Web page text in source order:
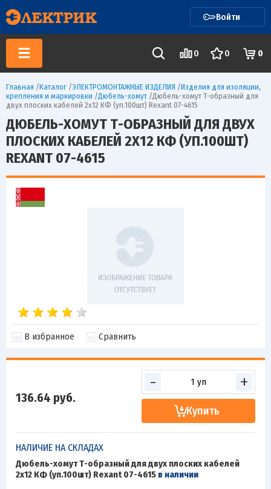
Войти
0 0 0
Главная /Каталог /ЭЛЕКТРОМОНТАЖНЫЕ ИЗДЕЛИЯ /Изделия для изоляции,
крепления и маркировки /Дюбель-хомут /Дюбель-хомут Т-образный для
двух плоских кабелей 2х12 КФ (уп.100шт) Rexant 07-4615
ДЮБЕЛЬ-ХОМУТ Т-ОБРАЗНЫЙ ДЛЯ ДВУХ
ПЛОСКИХ КАБЕЛЕЙ 2Х12 КФ (УП.100ШТ)
REXANT 07-4615
В избранное Сравнить
136.64 руб.
- +
Купить
НАЛИЧИЕ НА СКЛАДАХ
Дюбель-хомут Т-образный для двух плоских кабелей
2х12 КФ (уп.100шт) Rexant 07-4615 в наличии